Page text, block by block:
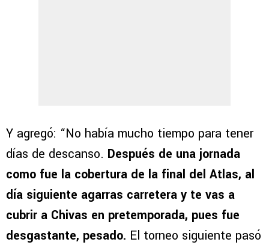
Y agregó: “No había mucho tiempo para tener
días de descanso. Después de una jornada
como fue la cobertura de la final del Atlas, al
día siguiente agarras carretera y te vas a
cubrir a Chivas en pretemporada, pues fue
desgastante, pesado. El torneo siguiente pasó